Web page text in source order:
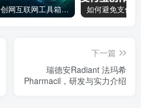
者创网互联网工具箱合集
下一篇
瑞德安Radiant 法玛希
Pharmacil，研发与实力介绍